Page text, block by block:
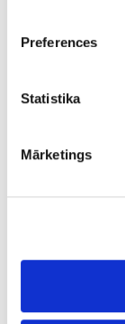
Preferences
Statistika
Mārketings
Uzdot jautājumu